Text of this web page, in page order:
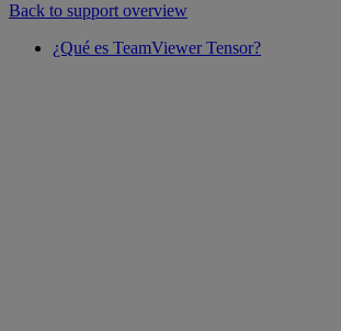
Back to support overview
¿Qué es TeamViewer Tensor?